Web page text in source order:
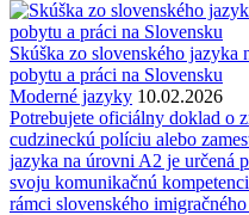
Skúška zo slovenského
pobytu a práci na Slovensku
Moderné jazyky 10.02.2026
Potrebujete oficiálny doklad o
cudzineckú políciu alebo
jazyka na úrovni A2 je určená
svoju komunikačnú
rámci slovenského